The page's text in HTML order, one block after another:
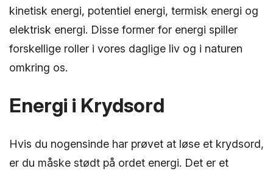
kinetisk energi, potentiel energi, termisk energi og
elektrisk energi. Disse former for energi spiller
forskellige roller i vores daglige liv og i naturen
omkring os.
Energi i Krydsord
Hvis du nogensinde har prøvet at løse et krydsord,
er du måske stødt på ordet energi. Det er et